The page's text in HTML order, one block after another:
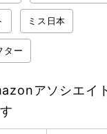
ミス日本
ター
アソシエイ